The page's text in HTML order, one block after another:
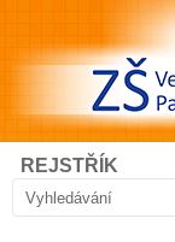
Přejít k hlavnímu
Hledat
REJSTŘÍK